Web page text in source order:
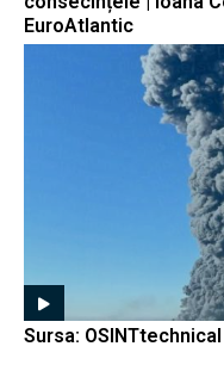
EuroAtlantic
Sursa: